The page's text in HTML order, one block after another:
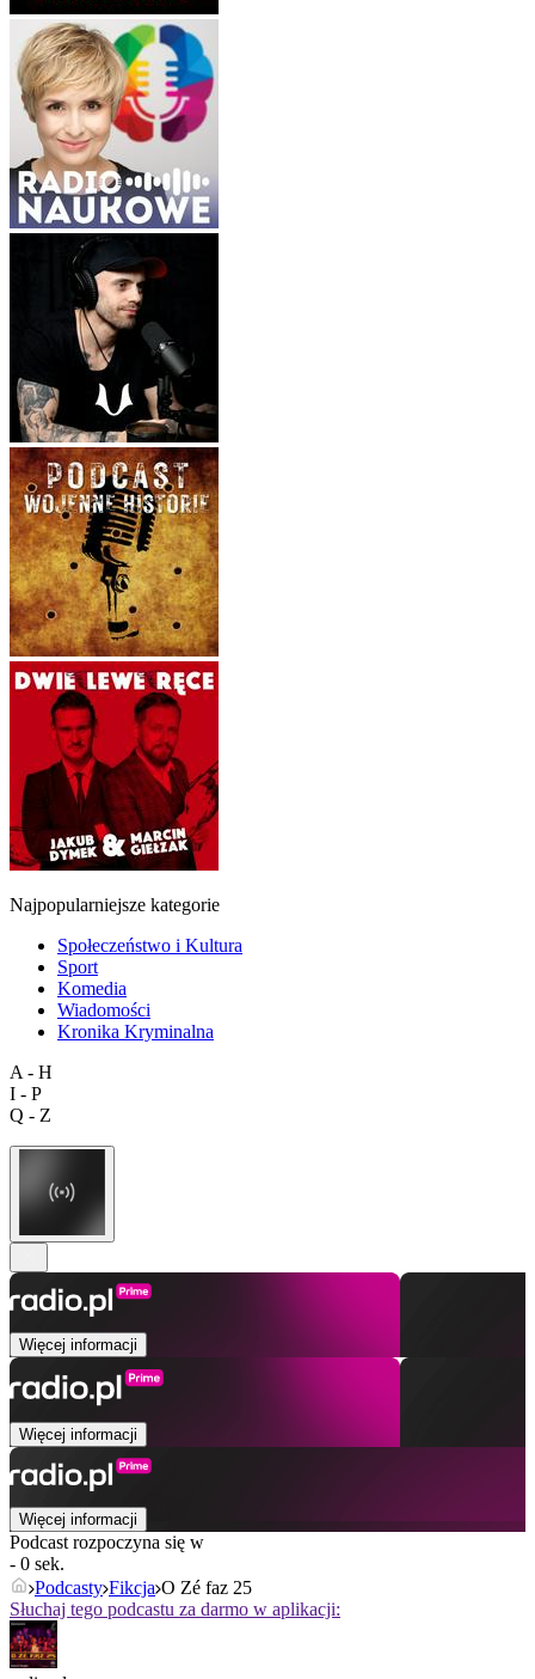
Najpopularniejsze kategorie
Społeczeństwo i Kultura
Sport
Komedia
Wiadomości
Kronika Kryminalna
A - H
I - P
Q - Z
Więcej informacji
Więcej informacji
Więcej informacji
Podcast rozpoczyna się w
- 0 sek.
Podcasty Fikcja O Zé faz 25
Słuchaj tego podcastu za darmo w aplikacji: